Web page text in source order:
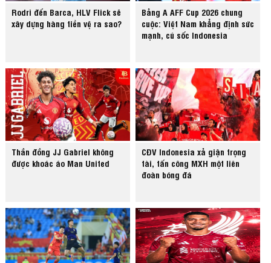
Rodri đến Barca, HLV Flick sẽ
xây dựng hàng tiền vệ ra sao?
Bảng A AFF Cup 2026 chung
cuộc: Việt Nam khẳng định sức
mạnh, cú sốc Indonesia
Thần đồng JJ Gabriel không
được khoác áo Man United
CĐV Indonesia xả giận trọng
tài, tấn công MXH một liên
đoàn bóng đá